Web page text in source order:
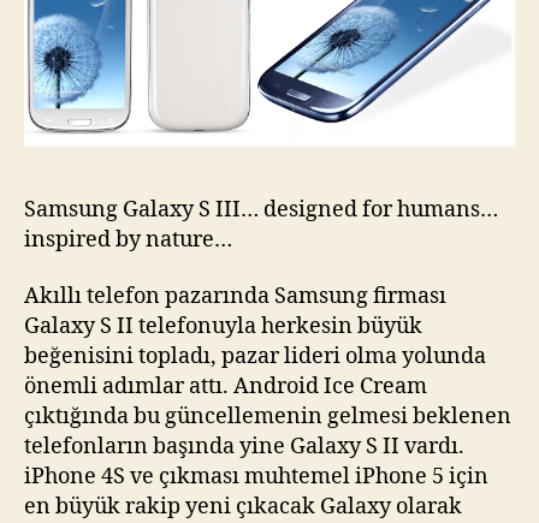
Samsung Galaxy S III… designed for humans…
inspired by nature…
Akıllı telefon pazarında Samsung firması
Galaxy S II telefonuyla herkesin büyük
beğenisini topladı, pazar lideri olma yolunda
önemli adımlar attı. Android Ice Cream
çıktığında bu güncellemenin gelmesi beklenen
telefonların başında yine Galaxy S II vardı.
iPhone 4S ve çıkması muhtemel iPhone 5 için
en büyük rakip yeni çıkacak Galaxy olarak